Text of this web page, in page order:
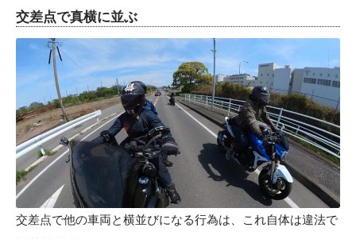
交差点で真横に並ぶ
交差点で他の車両と横並びになる行為は、これ自体は違法で